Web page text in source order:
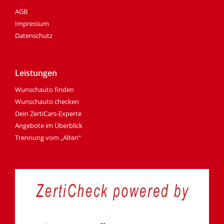
AGB
Impressum
Datenschutz
Leistungen
Wunschauto finden
Wunschauto checken
Dein ZertiCars-Experte
Angebote im Überblick
Trennung vom „Alten“